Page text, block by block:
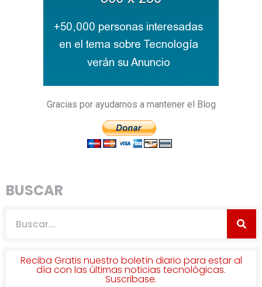
Gracias por ayudarnos a mantener el Blog
BUSCAR
Reciba Gratis nuestro boletín diario para estar al
día con las últimas noticias tecnológicas.
Suscribase.